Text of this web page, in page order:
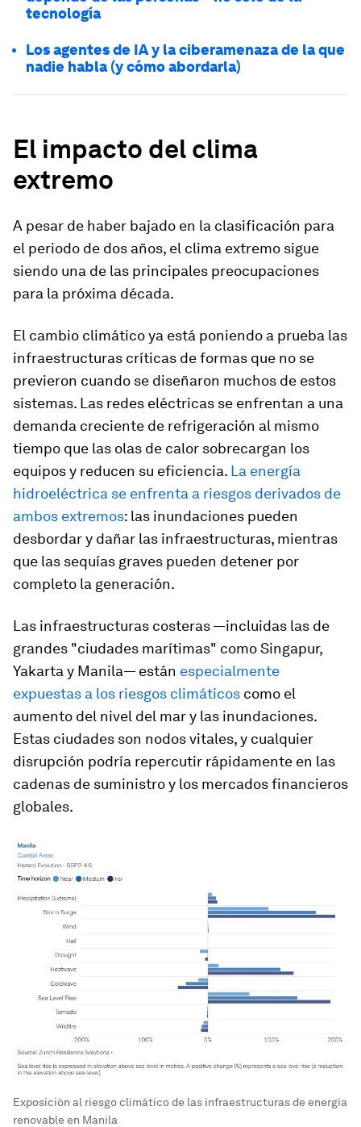
tecnología
Los agentes de IA y la ciberamenaza de la que
nadie habla (y cómo abordarla)
El impacto del clima
extremo
A pesar de haber bajado en la clasificación para
el periodo de dos años, el clima extremo sigue
siendo una de las principales preocupaciones
para la próxima década.
El cambio climático ya está poniendo a prueba las
infraestructuras críticas de formas que no se
previeron cuando se diseñaron muchos de estos
sistemas. Las redes eléctricas se enfrentan a una
demanda creciente de refrigeración al mismo
tiempo que las olas de calor sobrecargan los
equipos y reducen su eficiencia. La energía
hidroeléctrica se enfrenta a riesgos derivados de
ambos extremos: las inundaciones pueden
desbordar y dañar las infraestructuras, mientras
que las sequías graves pueden detener por
completo la generación.
Las infraestructuras costeras —incluidas las de
grandes "ciudades marítimas" como Singapur,
Yakarta y Manila— están especialmente
expuestas a los riesgos climáticos como el
aumento del nivel del mar y las inundaciones.
Estas ciudades son nodos vitales, y cualquier
disrupción podría repercutir rápidamente en las
cadenas de suministro y los mercados financieros
globales.
Exposición al riesgo climático de las infraestructuras de energía
renovable en Manila